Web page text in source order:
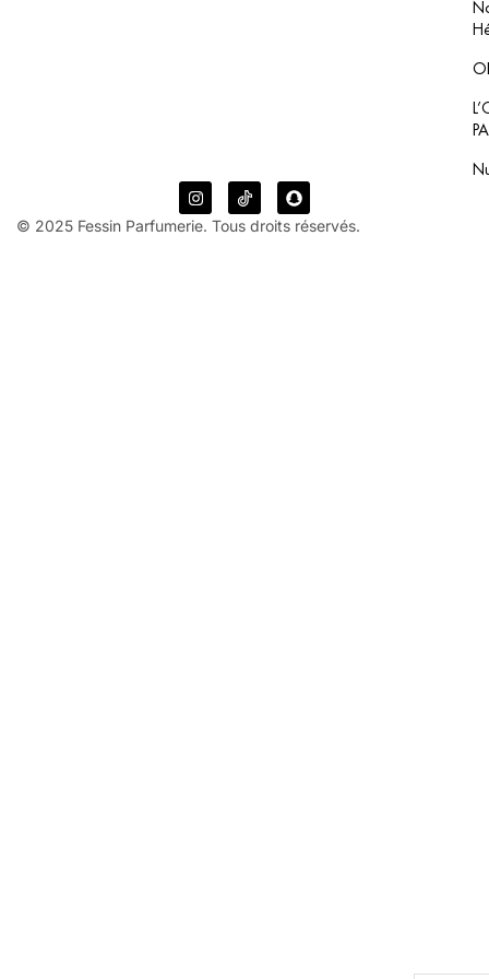
© 2025 Fessin Parfumerie. Tous droits réservés.